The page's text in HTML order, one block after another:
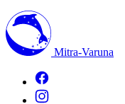
Mitra-Varuna